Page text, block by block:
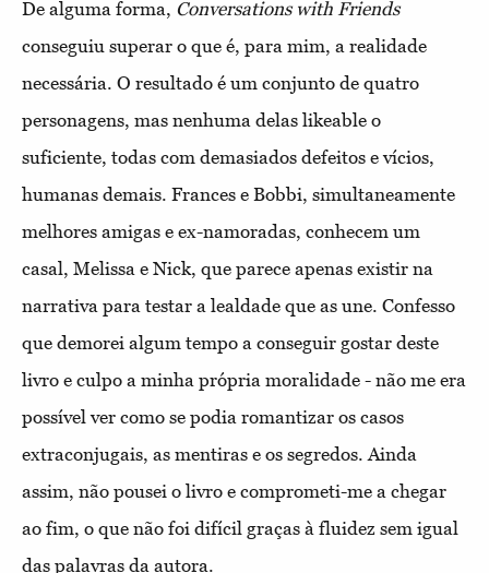
De alguma forma, Conversations with Friends
conseguiu superar o que é, para mim, a realidade
necessária. O resultado é um conjunto de quatro
personagens, mas nenhuma delas likeable o
suficiente, todas com demasiados defeitos e vícios,
humanas demais. Frances e Bobbi, simultaneamente
melhores amigas e ex-namoradas, conhecem um
casal, Melissa e Nick, que parece apenas existir na
narrativa para testar a lealdade que as une. Confesso
que demorei algum tempo a conseguir gostar deste
livro e culpo a minha própria moralidade - não me era
possível ver como se podia romantizar os casos
extraconjugais, as mentiras e os segredos. Ainda
assim, não pousei o livro e comprometi-me a chegar
ao fim, o que não foi difícil graças à fluidez sem igual
das palavras da autora.